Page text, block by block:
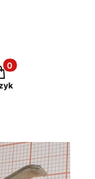
w